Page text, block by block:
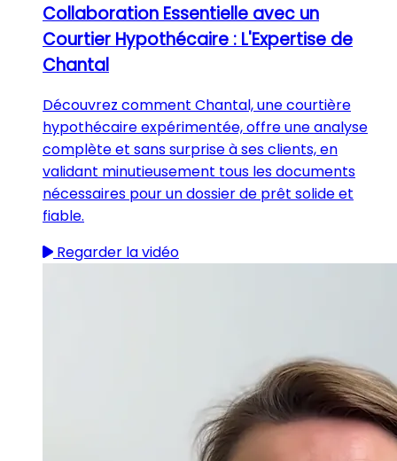
Collaboration Essentielle avec un
Courtier Hypothécaire : L'Expertise de
Chantal
Découvrez comment Chantal, une courtière
hypothécaire expérimentée, offre une analyse
complète et sans surprise à ses clients, en
validant minutieusement tous les documents
nécessaires pour un dossier de prêt solide et
fiable.
Regarder la vidéo